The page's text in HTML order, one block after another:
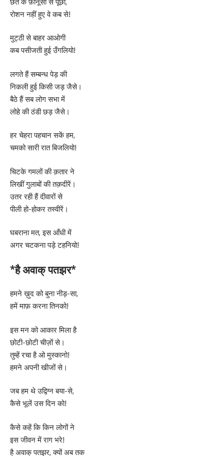
रोशन नहीं हुए वे कब से!
मुट्ठी से बाहर आओगी
कब पसीजती हुई उँगलियो!
लगते हैं सम्बन्ध पेड़ की
निकली हुई किसी जड़ जैसे।
बैठे हैं सब लोग सभा में
लोहे की ठंडी छड़ जैसे।
हर चेहरा पहचान सकें हम,
चमको सारी रात बिजलियो!
चिटके गमलों की क़तार ने
लिखीं गुलाबों की तक़दीरें।
उतर रही हैं दीवारों से
पीली हो-होकर तस्वीरें।
घबराना मत, इस आँधी में
अगर चटकना पड़े टहनियो!
*है अवाक् पतझर*
हमने ख़ुद को बुना नीड़-सा,
हमें माफ़ करना तिनको!
इस मन को आकार मिला है
छोटी-छोटी चीज़ों से।
तुम्हें रचा है ओ मुस्कानो!
हमने अपनी खीजों से।
जब हम थे उद्विग्न बया-से,
कैसे भूलें उस दिन को!
कैसे कहें कि किन लोगों ने
इस जीवन में राग भरे!
है अवाक् पतझर, क्यों अब तक